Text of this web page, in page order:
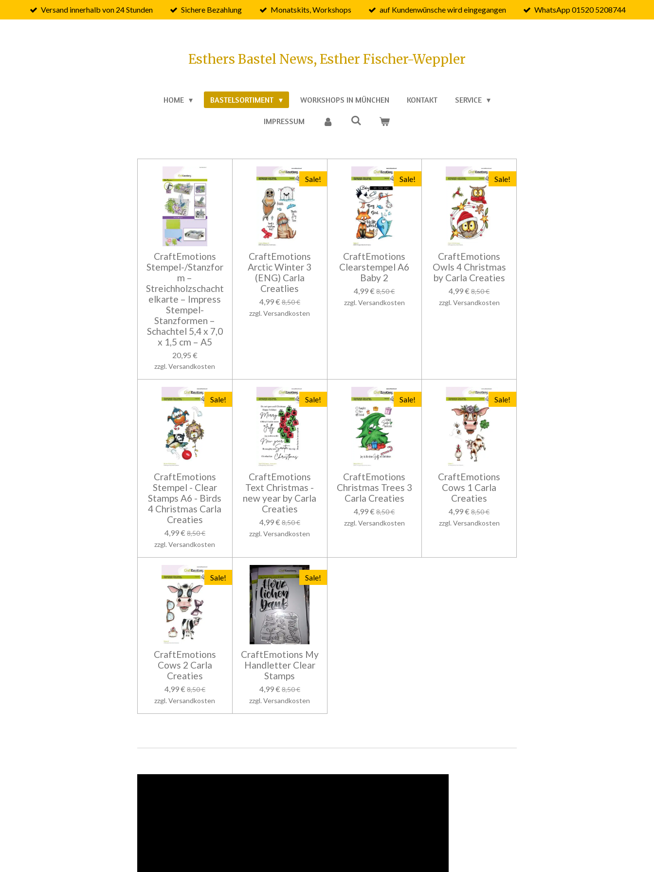
Hauptinhalt
Versand innerhalb von 24 Stunden Sichere Bezahlung Monatskits, Workshops auf Kundenwünsche wird eingegangen WhatsApp 01520 5208744
Esthers Bastel News, Esther Fischer-Weppler
HOME BASTELSORTIMENT WORKSHOPS IN MÜNCHEN KONTAKT SERVICE
IMPRESSUM
CraftEmotions
Stempel-/Stanzfor
m –
Streichholzschacht
elkarte – Impress
Stempel-
Stanzformen –
Schachtel 5,4 x 7,0
x 1,5 cm – A5
20,95 €
zzgl. Versandkosten
Sale!
CraftEmotions
Arctic Winter 3
(ENG) Carla
Creatlies
4,99 € 8,50 €
zzgl. Versandkosten
Sale!
CraftEmotions
Clearstempel A6
Baby 2
4,99 € 8,50 €
zzgl. Versandkosten
Sale!
CraftEmotions
Owls 4 Christmas
by Carla Creaties
4,99 € 8,50 €
zzgl. Versandkosten
Sale!
CraftEmotions
Stempel - Clear
Stamps A6 - Birds
4 Christmas Carla
Creaties
4,99 € 8,50 €
zzgl. Versandkosten
Sale!
CraftEmotions
Text Christmas -
new year by Carla
Creaties
4,99 € 8,50 €
zzgl. Versandkosten
Sale!
CraftEmotions
Christmas Trees 3
Carla Creaties
4,99 € 8,50 €
zzgl. Versandkosten
Sale!
CraftEmotions
Cows 1 Carla
Creaties
4,99 € 8,50 €
zzgl. Versandkosten
Sale!
CraftEmotions
Cows 2 Carla
Creaties
4,99 €8,50 €
zzgl. Versandkosten
Sale!
CraftEmotions My
Handletter Clear
Stamps
4,99 €8,50 €
zzgl. Versandkosten